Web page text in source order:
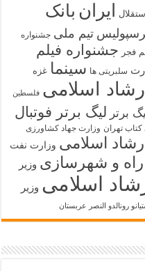
استقلال ایران بانک
تیم ملی جشنواره
فجر جشنواره فیلم
سلبریتی ها سینما غزه
اسلامی فلسطین
برتر لیگ برتر فوتبال
کتاب تهران وزارت جهاد کشاورزی
اسلامی وزارت نفت
راه و شهرسازی وزیر
اسلامی وزیر
رونالدو النصر عربستان